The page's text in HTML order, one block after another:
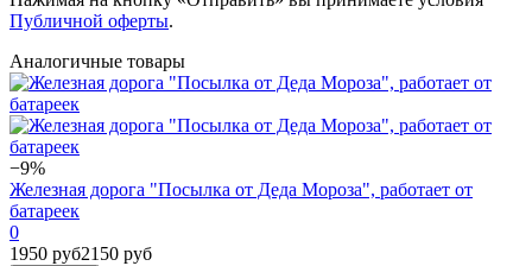
Публичной оферты.
Аналогичные товары
−9%
Железная дорога "Посылка от Деда Мороза", работает от
батареек
0
1950 руб2150 руб